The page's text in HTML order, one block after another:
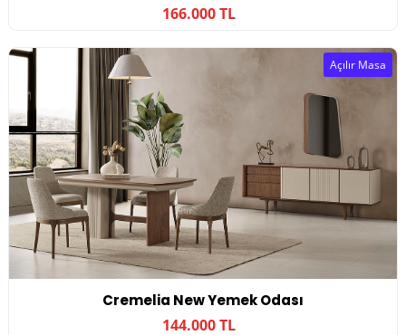
166.000 TL
Cremelia New Yemek Odası
144.000 TL
Açılır Masa